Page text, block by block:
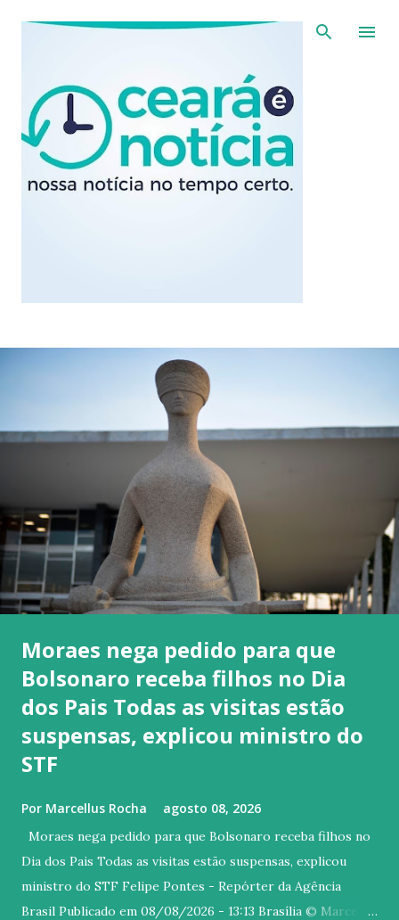
Pular para o conteúdo principal
Moraes nega pedido para que
Bolsonaro receba filhos no Dia
dos Pais Todas as visitas estão
suspensas, explicou ministro do
STF
Por Marcellus Rocha agosto 08, 2026
Moraes nega pedido para que Bolsonaro receba filhos no
Dia dos Pais Todas as visitas estão suspensas, explicou
ministro do STF Felipe Pontes - Repórter da Agência
Brasil Publicado em 08/08/2026 - 13:13 Brasília © Marcello